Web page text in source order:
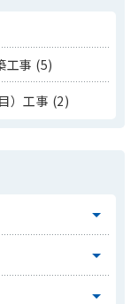
工事 (5)
）工事 (2)